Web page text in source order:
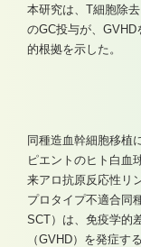
本研究は、T細胞除
のGC投与が、
的根拠を示した。
同種造血幹細胞移植
ピエントのヒト白血
来アロ抗原反応性リ
プロタイプ不適合同
SCT）は、免疫学的
（GVHD）を発症す